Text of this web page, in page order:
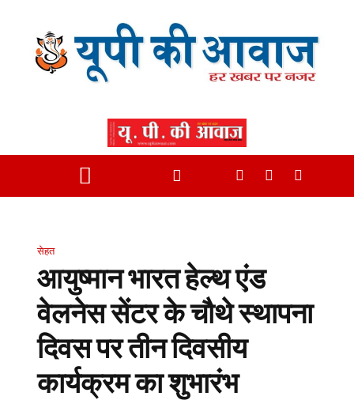
सेहत
आयुष्मान भारत हेल्थ एंड
वेलनेस सेंटर के चौथे स्थापना
दिवस पर तीन दिवसीय
कार्यक्रम का शुभारंभ